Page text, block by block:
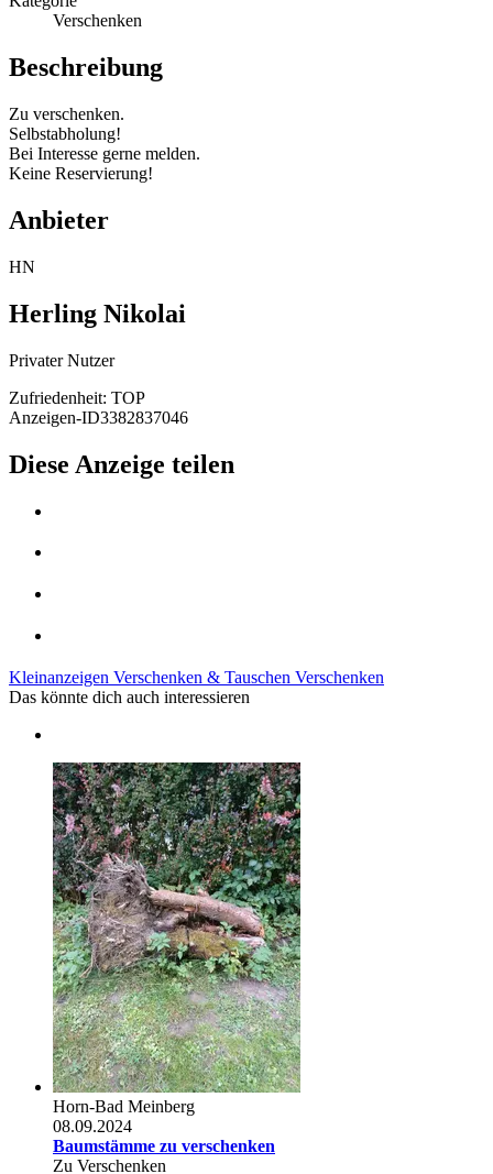
Verschenken
Beschreibung
Zu verschenken.
Selbstabholung!
Bei Interesse gerne melden.
Keine Reservierung!
Anbieter
HN
Herling Nikolai
Privater Nutzer
Zufriedenheit: TOP
Anzeigen-ID3382837046
Diese Anzeige teilen
Kleinanzeigen Verschenken & Tauschen Verschenken
Das könnte dich auch interessieren
Horn-Bad Meinberg
08.09.2024
Baumstämme zu verschenken
Zu Verschenken